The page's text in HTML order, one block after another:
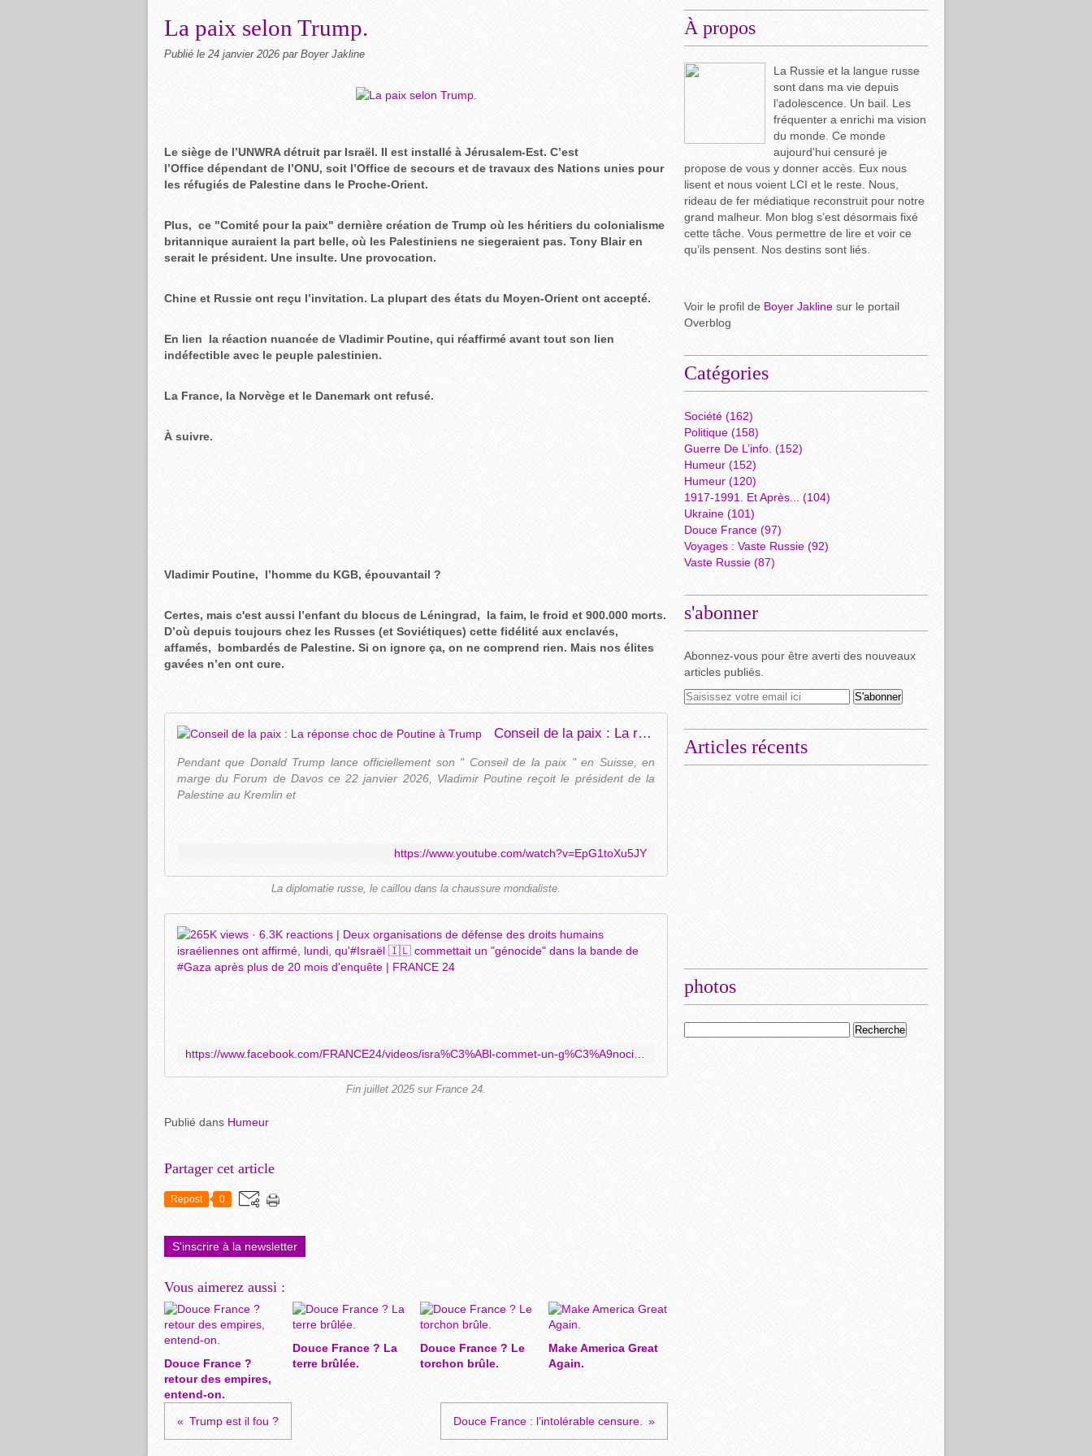
La paix selon Trump.
Publié le 24 janvier 2026 par Boyer Jakline
Le siège de l’UNWRA détruit par Israël. Il est installé à Jérusalem-Est. C’est
l’Office dépendant de l’ONU, soit l’Office de secours et de travaux des Nations unies pour
les réfugiés de Palestine dans le Proche-Orient.
Plus, ce "Comité pour la paix" dernière création de Trump où les héritiers du colonialisme
britannique auraient la part belle, où les Palestiniens ne siegeraient pas. Tony Blair en
serait le président. Une insulte. Une provocation.
Chine et Russie ont reçu l’invitation. La plupart des états du Moyen-Orient ont accepté.
En lien la réaction nuancée de Vladimir Poutine, qui réaffirmé avant tout son lien
indéfectible avec le peuple palestinien.
La France, la Norvège et le Danemark ont refusé.
À suivre.
Vladimir Poutine, l’homme du KGB, épouvantail ?
Certes, mais c'est aussi l’enfant du blocus de Léningrad, la faim, le froid et 900.000 morts.
D’où depuis toujours chez les Russes (et Soviétiques) cette fidélité aux enclavés,
affamés, bombardés de Palestine. Si on ignore ça, on ne comprend rien. Mais nos élites
gavées n’en ont cure.
Conseil de la paix : La réponse choc de Poutine à Trump
Pendant que Donald Trump lance officiellement son " Conseil de la paix " en Suisse, en
marge du Forum de Davos ce 22 janvier 2026, Vladimir Poutine reçoit le président de la
Palestine au Kremlin et
https://www.youtube.com/watch?v=EpG1toXu5JY
La diplomatie russe, le caillou dans la chaussure mondialiste.
a
e
Fin juillet 2025 sur France 24.
Publié dans Humeur
Partager cet article
Repost 0
S'inscrire à la newsletter
Vous aimerez aussi :
Douce France ?
retour des empires,
entend-on.
Douce France ? La
terre brûlée.
Douce France ? Le
torchon brûle.
Make America Great
Again.
Trump est il fou ? Douce France : l’intolérable censure.
À propos
La Russie et la langue russe
sont dans ma vie depuis
l’adolescence. Un bail. Les
fréquenter a enrichi ma vision
du monde. Ce monde
aujourd'hui censuré je
propose de vous y donner accès. Eux nous
lisent et nous voient LCI et le reste. Nous,
rideau de fer médiatique reconstruit pour notre
grand malheur. Mon blog s’est désormais fixé
cette tâche. Vous permettre de lire et voir ce
qu’ils pensent. Nos destins sont liés.
Voir le profil de Boyer Jakline sur le portail
Overblog
Catégories
Société (162)
Politique (158)
Guerre De L’info. (152)
Humeur (152)
Humeur (120)
1917-1991. Et Après...
(104)
Ukraine (101)
Douce France (97)
Voyages : Vaste Russie (92)
Vaste Russie (87)
s'abonner
Abonnez-vous pour être averti des nouveaux
articles publiés.
Articles récents
photos